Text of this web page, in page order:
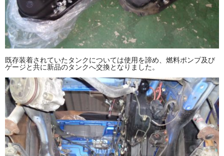
既存装着されていたタンクについては使用を諦め、燃料ポンプ及び
ゲージと共に新品のタンクへ交換となりました。